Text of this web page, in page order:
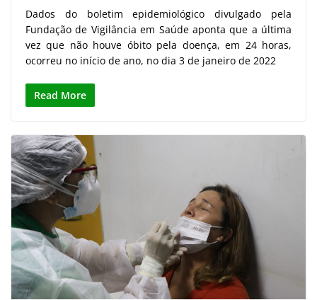
Dados do boletim epidemiológico divulgado pela
Fundação de Vigilância em Saúde aponta que a última
vez que não houve óbito pela doença, em 24 horas,
ocorreu no início de ano, no dia 3 de janeiro de 2022
Read More